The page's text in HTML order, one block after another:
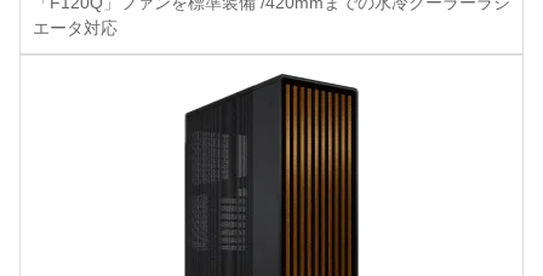
エータ対応